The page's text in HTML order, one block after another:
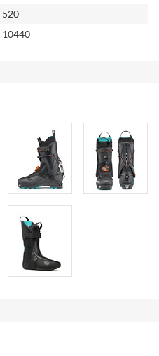
520
10440